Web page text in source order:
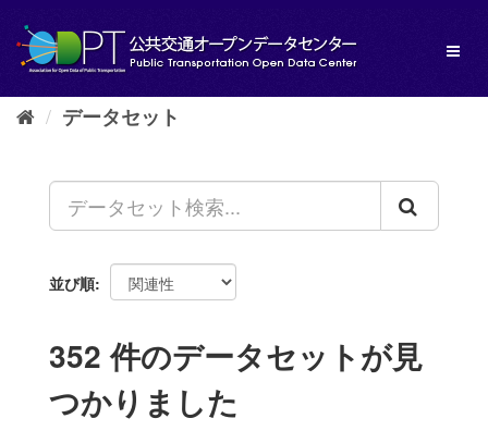
し
データセット
並び順
352 件のデータセットが見
つかりました